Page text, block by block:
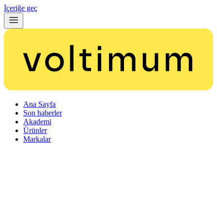
İçeriğe geç
Ana Sayfa
Son haberler
Akademi
Ürünler
Markalar